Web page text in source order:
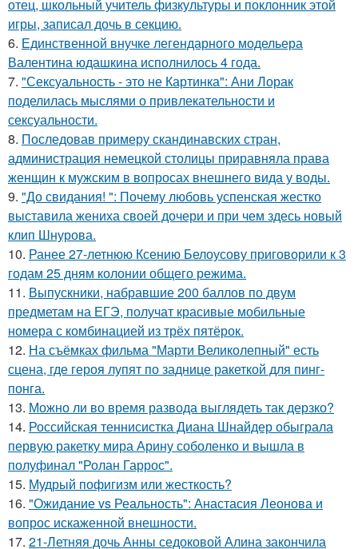
отец, школьный учитель физкультуры и поклонник этой
игры, записал дочь в секцию.
6. Единственной внучке легендарного модельера
Валентина юдашкина исполнилось 4 года.
7. "Сексуальность - это не Картинка": Ани Лорак
поделилась мыслями о привлекательности и
сексуальности.
8. Последовав примеру скандинавских стран,
администрация немецкой столицы приравняла права
женщин к мужским в вопросах внешнего вида у воды.
9. "До свидания! ": Почему любовь успенская жестко
выставила жениха своей дочери и при чем здесь новый
клип Шнурова.
10. Ранее 27-летнюю Ксению Белоусову приговорили к 3
годам 25 дням колонии общего режима.
11. Выпускники, набравшие 200 баллов по двум
предметам на ЕГЭ, получат красивые мобильные
номера с комбинацией из трёх пятёрок.
12. На съёмках фильма "Марти Великолепный" есть
сцена, где героя лупят по заднице ракеткой для пинг-
понга.
13. Можно ли во время развода выглядеть так дерзко?
14. Российская теннисистка Диана Шнайдер обыграла
первую ракетку мира Арину соболенко и вышла в
полуфинал "Ролан Гаррос".
15. Мудрый пофигизм или жесткость?
16. "Ожидание vs Реальность": Анастасия Леонова и
вопрос искаженной внешности.
17. 21-Летняя дочь Анны седоковой Алина закончила